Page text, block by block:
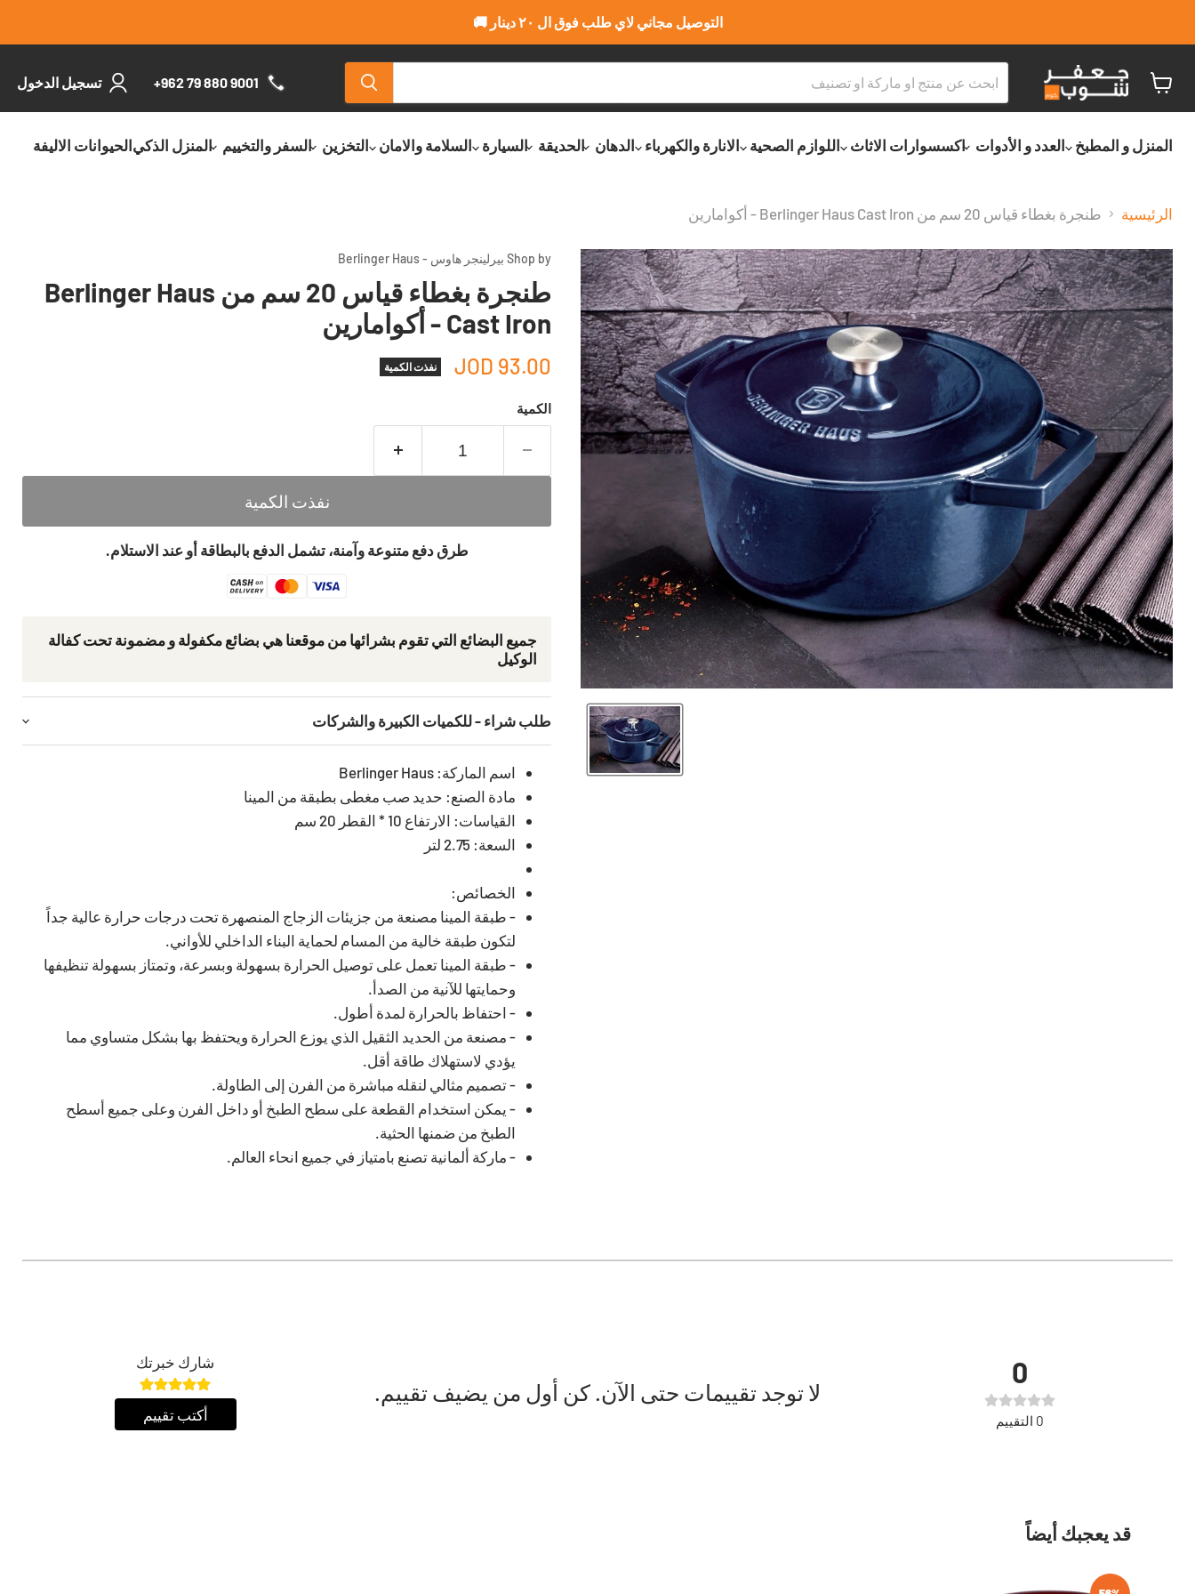
التوصيل مجاني لاي طلب فوق ال ٢٠ دينار 🚚
+962 79 880 9001 تسجيل الدخول
التسو
المنزل و المطبخ
العدد و الأدوات اكسسوارات الاثاث اللوازم الصحية الانارة والكهرباء الدهان الحديقة السيارة السلامة والامان التخزين السفر والتخييم المنزل الذكيالحيوانات الاليفة
الرئيسية طنجرة بغطاء قياس 20 سم من Berlinger Haus Cast Iron - أكوامارين
Shop by بيرلينجر هاوس - Berlinger Haus
طنجرة بغطاء قياس 20 سم من Berlinger Haus
Cast Iron - أكوامارين
93.00 JOD نفذت الكمية
الكمية
نفذت الكمية
طرق دفع متنوعة وآمنة، تشمل الدفع بالبطاقة أو عند الاستلام.
جمیع البضائع التي تقوم بشرائھا من موقعنا ھي بضائع مكفولة و مضمونة تحت كفالة
الوكيل
طلب شراء - للكميات الكبيرة والشركات
اسم الماركة: Berlinger Haus
مادة الصنع: حديد صب مغطى بطبقة من المينا
القياسات: الارتفاع 10 * القطر 20 سم
السعة: 2.75 لتر
الخصائص:
- طبقة المينا مصنعة من جزيئات الزجاج المنصهرة تحت درجات حرارة عالية جداً
لتكون طبقة خالية من المسام لحماية البناء الداخلي للأواني.
- طبقة المينا تعمل على توصيل الحرارة بسهولة وبسرعة، وتمتاز بسهولة تنظيفها
وحمايتها للآنية من الصدأ.
- احتفاظ بالحرارة لمدة أطول.
- مصنعة من الحديد الثقيل الذي يوزع الحرارة ويحتفظ بها بشكل متساوي مما
يؤدي لاستهلاك طاقة أقل.
- تصميم مثالي لنقله مباشرة من الفرن إلى الطاولة.
- يمكن استخدام القطعة على سطح الطبخ أو داخل الفرن وعلى جميع أسطح
الطبخ من ضمنها الحثية.
- ماركة ألمانية تصنع بامتياز في جميع انحاء العالم.
0
0 التقييم
لا توجد تقييمات حتى الآن. كن أول من يضيف تقييم.
شارك خبرتك
أكتب تقييم
قد يعجبك أيضاً